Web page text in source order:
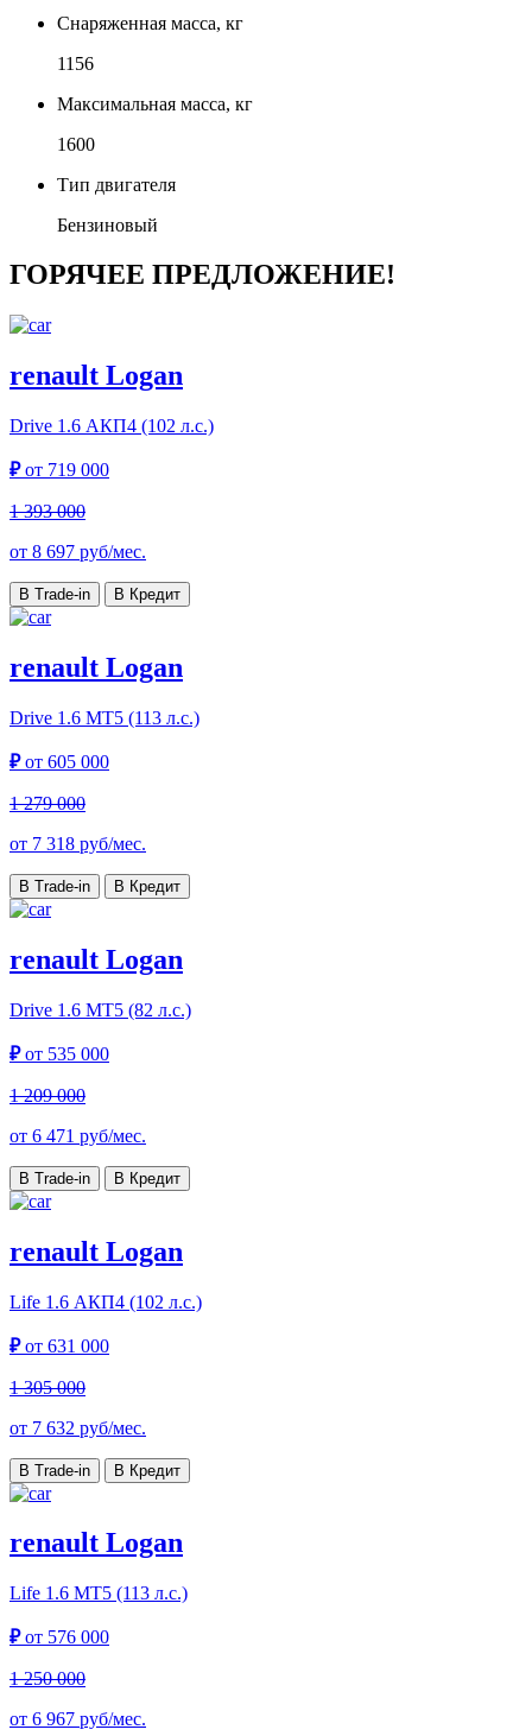
Снаряженная масса, кг
1156
Максимальная масса, кг
1600
Тип двигателя
Бензиновый
ГОРЯЧЕЕ ПРЕДЛОЖЕНИЕ!
renault Logan
Drive 1.6 АКП4 (102 л.с.)
₽от 719 000
1 393 000
от 8 697 руб/мес.
В Trade-in В Кредит
renault Logan
Drive 1.6 МТ5 (113 л.с.)
₽от 605 000
1 279 000
от 7 318 руб/мес.
В Trade-in В Кредит
renault Logan
Drive 1.6 МТ5 (82 л.с.)
₽от 535 000
1 209 000
от 6 471 руб/мес.
В Trade-in В Кредит
renault Logan
Life 1.6 АКП4 (102 л.с.)
₽от 631 000
1 305 000
от 7 632 руб/мес.
В Trade-in В Кредит
renault Logan
Life 1.6 МТ5 (113 л.с.)
₽от 576 000
1 250 000
от 6 967 руб/мес.